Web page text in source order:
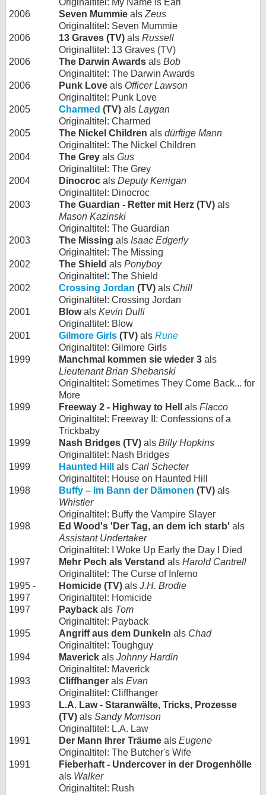
2006
Seven Mummie als Zeus
Originaltitel: Seven Mummie
2006
13 Graves (TV) als Russell
Originaltitel: 13 Graves (TV)
2006
The Darwin Awards als Bob
Originaltitel: The Darwin Awards
2006
Punk Love als Officer Lawson
Originaltitel: Punk Love
2005
Charmed (TV) als Laygan
Originaltitel: Charmed
2005
The Nickel Children als dürftige Mann
Originaltitel: The Nickel Children
2004
The Grey als Gus
Originaltitel: The Grey
2004
Dinocroc als Deputy Kerrigan
Originaltitel: Dinocroc
2003
The Guardian - Retter mit Herz (TV) als
Mason Kazinski
Originaltitel: The Guardian
2003
The Missing als Isaac Edgerly
Originaltitel: The Missing
2002
The Shield als Ponyboy
Originaltitel: The Shield
2002
Crossing Jordan (TV) als Chill
Originaltitel: Crossing Jordan
2001
Blowals Kevin Dulli
Originaltitel: Blow
2001
Gilmore Girls (TV) als Rune
Originaltitel: Gilmore Girls
1999
Manchmal kommen sie wieder 3 als
Lieutenant Brian Shebanski
Originaltitel: Sometimes They Come Back... for
More
1999
Freeway 2 - Highway to Hell als Flacco
Originaltitel: Freeway II: Confessions of a
Trickbaby
1999
Nash Bridges (TV) als Billy Hopkins
Originaltitel: Nash Bridges
1999
Haunted Hill als Carl Schecter
Originaltitel: House on Haunted Hill
1998
Buffy – Im Bann der Dämonen (TV) als
Whistler
Originaltitel: Buffy the Vampire Slayer
1998
Ed Wood's 'Der Tag, an dem ich starb' als
Assistant Undertaker
Originaltitel: I Woke Up Early the Day I Died
1997
Mehr Pech als Verstand als Harold Cantrell
Originaltitel: The Curse of Inferno
1995 -
1997
Homicide (TV) als J.H. Brodie
Originaltitel: Homicide
1997
Payback als Tom
Originaltitel: Payback
1995
Angriff aus dem Dunkeln als Chad
Originaltitel: Toughguy
1994
Maverick als Johnny Hardin
Originaltitel: Maverick
1993
Cliffhanger als Evan
Originaltitel: Cliffhanger
1993
L.A. Law - Staranwälte, Tricks, Prozesse
(TV) als Sandy Morrison
Originaltitel: L.A. Law
1991
Der Mann Ihrer Träume als Eugene
Originaltitel: The Butcher's Wife
1991
Fieberhaft - Undercover in der Drogenhölle
als Walker
Originaltitel: Rush